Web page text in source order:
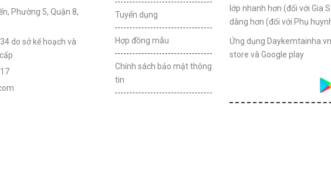
Phường 5, Quận 8,
do sở kế hoạch và
Tuyển dụng
Hợp đồng mẫu
Chính sách bảo mật thông
tin
lớp nhanh hơn (đối với Gia
dàng hơn (đối với Phụ
Ứng dụng
store và Google play